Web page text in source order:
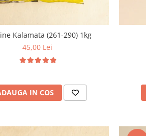
Kalamata (261-290) 1kg
45,00 Lei
IN COS